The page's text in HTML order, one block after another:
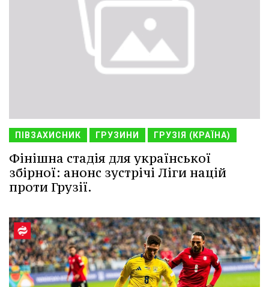
ПІВЗАХИСНИК ГРУЗИНИ ГРУЗІЯ (КРАЇНА)
Фінішна стадія для української
збірної: анонс зустрічі Ліги націй
проти Грузії.